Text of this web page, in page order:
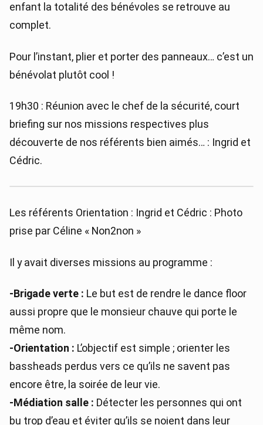
enfant la totalité des bénévoles se retrouve au
complet.
Pour l’instant, plier et porter des panneaux… c’est un
bénévolat plutôt cool !
19h30 : Réunion avec le chef de la sécurité, court
briefing sur nos missions respectives plus
découverte de nos référents bien aimés… : Ingrid et
Cédric.
Les référents Orientation : Ingrid et Cédric : Photo
prise par Céline « Non2non »
Il y avait diverses missions au programme :
-Brigade verte : Le but est de rendre le dance floor
aussi propre que le monsieur chauve qui porte le
même nom.
-Orientation : L’objectif est simple ; orienter les
bassheads perdus vers ce qu’ils ne savent pas
encore être, la soirée de leur vie.
-Médiation salle : Détecter les personnes qui ont
bu trop d’eau et éviter qu’ils se noient dans leur